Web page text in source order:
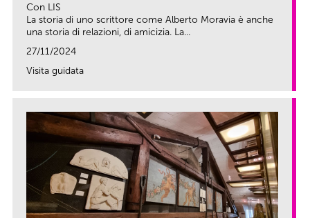
Con LIS
La storia di uno scrittore come Alberto Moravia è anche
una storia di relazioni, di amicizia. La...
27/11/2024
Visita guidata